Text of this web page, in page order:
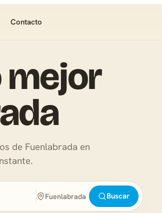
Contacto
mejor
de Fuenlabrada en
Fuenlabrada Buscar